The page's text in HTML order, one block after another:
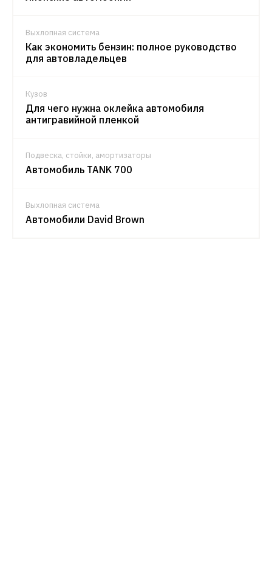
Выхлопная система
Как экономить бензин: полное руководство
для автовладельцев
Кузов
Для чего нужна оклейка автомобиля
антигравийной пленкой
Подвеска, стойки, амортизаторы
Автомобиль TANK 700
Выхлопная система
Автомобили David Brown